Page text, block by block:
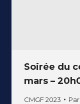
Soirée du
mars –
CMGF 2023 Par